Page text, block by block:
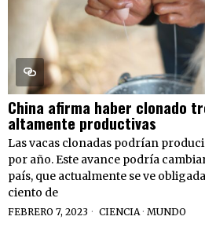
China afirma haber clonado
altamente productivas
Las vacas clonadas podrían
por año. Este avance podría
país, que actualmente se ve
ciento de
FEBRERO 7, 2023 CIENCIA · MUNDO